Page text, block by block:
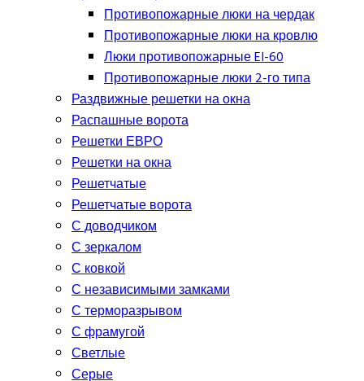
Противопожарные люки на чердак
Противопожарные люки на кровлю
Люки противопожарные EI-60
Противопожарные люки 2-го типа
Раздвижные решетки на окна
Распашные ворота
Решетки ЕВРО
Решетки на окна
Решетчатые
Решетчатые ворота
С доводчиком
С зеркалом
С ковкой
С независимыми замками
С терморазрывом
С фрамугой
Светлые
Серые